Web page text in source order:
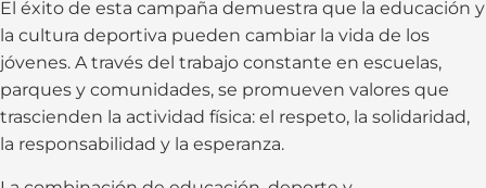
El éxito de esta campaña demuestra que la educación y
la cultura deportiva pueden cambiar la vida de los
jóvenes. A través del trabajo constante en escuelas,
parques y comunidades, se promueven valores que
trascienden la actividad física: el respeto, la solidaridad,
la responsabilidad y la esperanza.